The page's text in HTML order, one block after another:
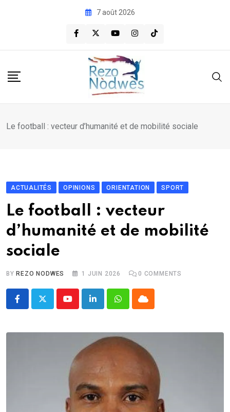
7 août 2026
Le football : vecteur d’humanité et de mobilité sociale
ACTUALITÉS OPINIONS ORIENTATION SPORT
Le football : vecteur
d’humanité et de mobilité
sociale
BY REZO NODWES 1 JUIN 2026 0 COMMENTS
YoutubeLinkedInWhatsappCloud